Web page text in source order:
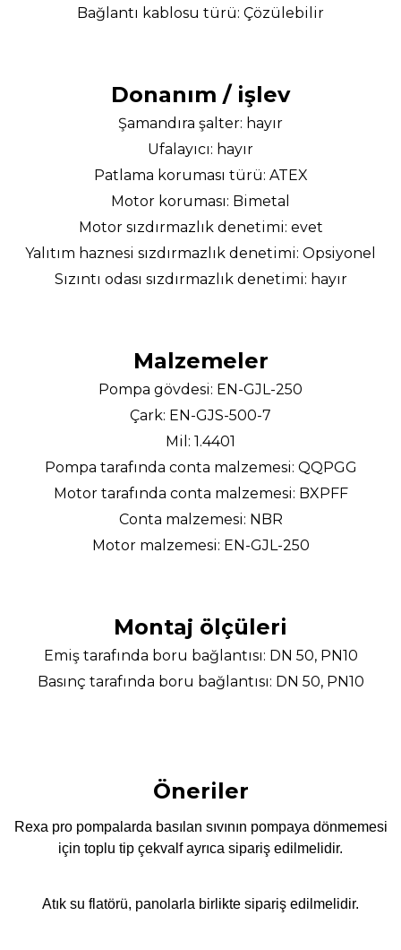
Bağlantı kablosu türü: Çözülebilir
Donanım / işlev
Şamandıra şalter: hayır
Ufalayıcı: hayır
Patlama koruması türü: ATEX
Motor koruması: Bimetal
Motor sızdırmazlık denetimi: evet
Yalıtım haznesi sızdırmazlık denetimi: Opsiyonel
Sızıntı odası sızdırmazlık denetimi: hayır
Malzemeler
Pompa gövdesi: EN-GJL-250
Çark: EN-GJS-500-7
Mil: 1.4401
Pompa tarafında conta malzemesi: QQPGG
Motor tarafında conta malzemesi: BXPFF
Conta malzemesi: NBR
Motor malzemesi: EN-GJL-250
Montaj ölçüleri
Emiş tarafında boru bağlantısı: DN 50, PN10
Basınç tarafında boru bağlantısı: DN 50, PN10
Öneriler
Rexa pro pompalarda basılan sıvının pompaya dönmemesi
için toplu tip çekvalf ayrıca sipariş edilmelidir.
Atık su flatörü, panolarla birlikte sipariş edilmelidir.